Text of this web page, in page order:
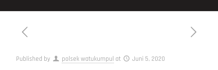
Published by polsek watukumpul at Juni 5, 2020